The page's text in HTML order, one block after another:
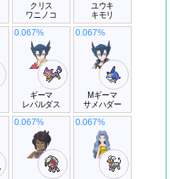
クリス
ワニノコ
ユウキ
キモリ
ギーマ
レパルダス
0.067%
Mギーマ
サメハダー
0.067%
0.067% 0.067%